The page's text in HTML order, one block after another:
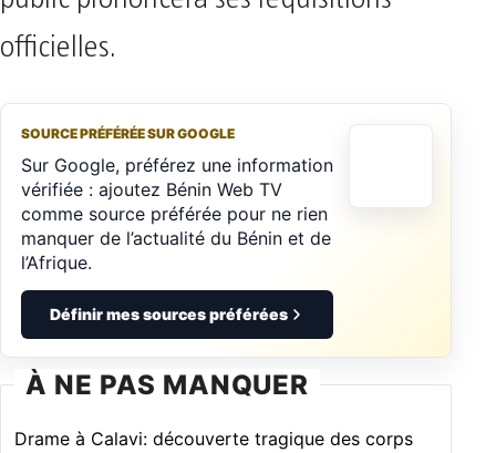
officielles.
SOURCE PRÉFÉRÉE SUR GOOGLE
Sur Google, préférez une information
vérifiée : ajoutez Bénin Web TV
comme source préférée pour ne rien
manquer de l’actualité du Bénin et de
l’Afrique.
Définir mes sources préférées
À NE PAS MANQUER
Drame à Calavi: découverte tragique des corps